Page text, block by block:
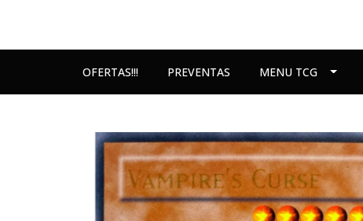
OFERTAS!!! PREVENTAS MENU TCG